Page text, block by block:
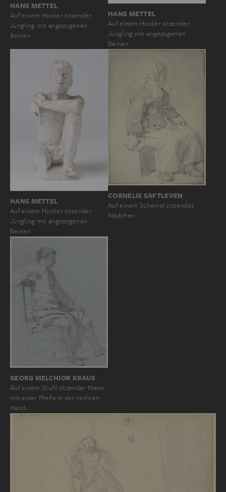
HANS METTEL
Auf einem Hocker sitzender
Jüngling mit angezogenen
Beinen
HANS METTEL
Auf einem Hocker sitzender
Jüngling mit angezogenen
Beinen
HANS METTEL
Auf einem Hocker sitzender
Jüngling mit angezogenen
Beinen
CORNELIS SAFTLEVEN
Auf einem Schemel sitzendes
Mädchen
GEORG MELCHIOR KRAUS
Auf einem Stuhl sitzender Mann
mit einer Pfeife in der rechten
Hand…